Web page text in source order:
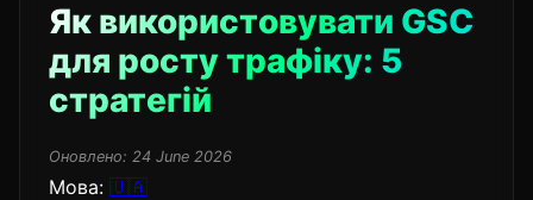
Як використовувати GSC
для росту трафіку: 5
стратегій
Оновлено: 24 June 2026
Мова: 🇺🇦